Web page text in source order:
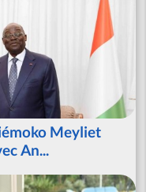
Meyliet
An...